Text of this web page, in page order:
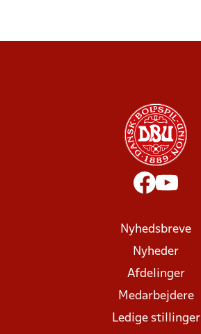
Nyhedsbreve
Nyheder
Afdelinger
Medarbejdere
Ledige stillinger